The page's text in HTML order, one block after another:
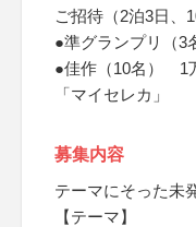
ご招待（2泊3日、
●準グランプリ（
●佳作（10名） 1
「マイセレカ」
募集内容
テーマにそった未
【テーマ】